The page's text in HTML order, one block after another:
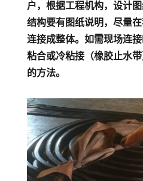
户，根据工程机构，设计
结构要有图纸说明，尽量
连接成整体。如需现场连
粘合或冷粘接（橡胶止水
的方法。